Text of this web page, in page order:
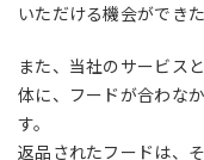
いただける機会ができ
また、当社のサービス
体に、フードが合わな
す。
返品されたフードは、